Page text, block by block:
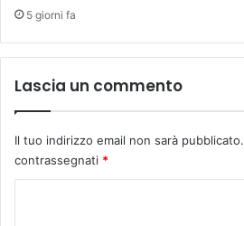
A
G
G
I
R
A
5 giorni fa
Lascia un commento
Il tuo indirizzo email non sarà pubblicato.
contrassegnati *